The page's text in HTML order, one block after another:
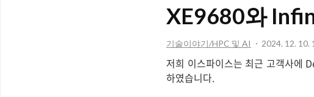
XE9680와
기술이야기/HPC 및 AI 2024. 12. 10.
저희 이스파이스는 최근 고객사에
하였습니다.